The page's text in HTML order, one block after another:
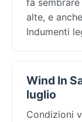
alte, e
Indumenti
Wind In
luglio
Condizioni